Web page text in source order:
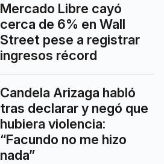
Mercado Libre cayó
cerca de 6% en Wall
Street pese a registrar
ingresos récord
Candela Arizaga habló
tras declarar y negó que
hubiera violencia:
“Facundo no me hizo
nada”